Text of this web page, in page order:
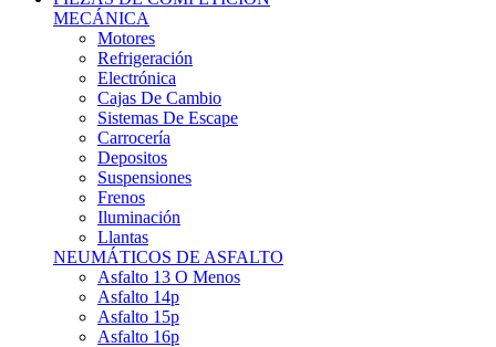
MECÁNICA
Motores
Refrigeración
Electrónica
Cajas De Cambio
Sistemas De Escape
Carrocería
Depositos
Suspensiones
Frenos
Iluminación
Llantas
NEUMÁTICOS DE ASFALTO
Asfalto 13 O Menos
Asfalto 14p
Asfalto 15p
Asfalto 16p